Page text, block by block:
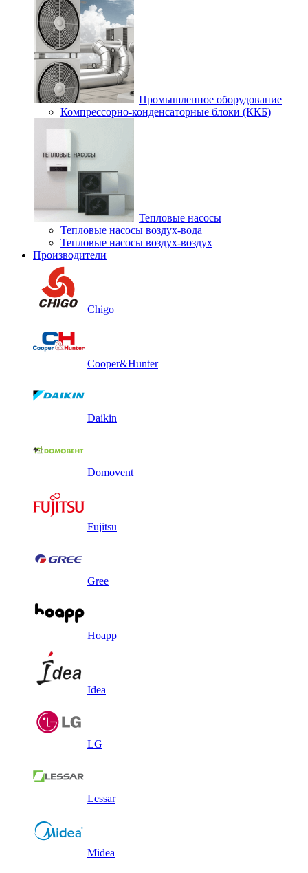
Промышленное оборудование
Компрессорно-конденсаторные блоки (ККБ)
Тепловые насосы
Тепловые насосы воздух-вода
Тепловые насосы воздух-воздух
Производители
Chigo
Cooper&Hunter
Daikin
Domovent
Fujitsu
Gree
Hoapp
Idea
LG
Lessar
Midea